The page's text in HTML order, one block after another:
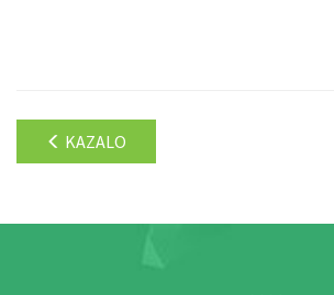
KAZALO